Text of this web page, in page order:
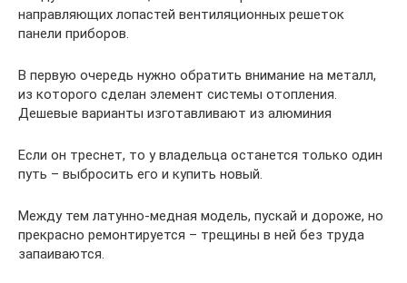
направляющих лопастей вентиляционных решеток
панели приборов.
В первую очередь нужно обратить внимание на металл,
из которого сделан элемент системы отопления.
Дешевые варианты изготавливают из алюминия
Если он треснет, то у владельца останется только один
путь – выбросить его и купить новый.
Между тем латунно-медная модель, пускай и дороже, но
прекрасно ремонтируется – трещины в ней без труда
запаиваются.